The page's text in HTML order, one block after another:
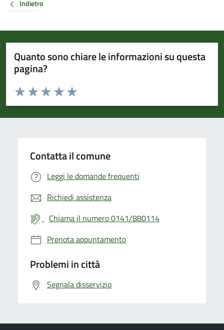
Indietro
Quanto sono chiare le informazioni su questa
pagina?
Valuta da 1 a 5 stelle la pagina
Valuta 5 stelle su 5
Valuta 4 stelle su 5
Valuta 3 stelle su 5
Valuta 2 stelle su 5
Valuta 1 stelle su 5
Contatta il comune
Leggi le domande frequenti
Richiedi assistenza
Chiama il numero 0141/880114
Prenota appuntamento
Problemi in città
Segnala disservizio